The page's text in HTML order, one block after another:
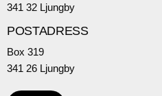
341 32 Ljungby
POSTADRESS
Box 319
341 26 Ljungby